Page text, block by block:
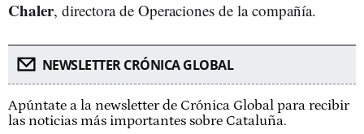
Chaler, directora de Operaciones de la compañía.
NEWSLETTER CRÓNICA GLOBAL
Apúntate a la newsletter de Crónica Global para recibir
las noticias más importantes sobre Cataluña.